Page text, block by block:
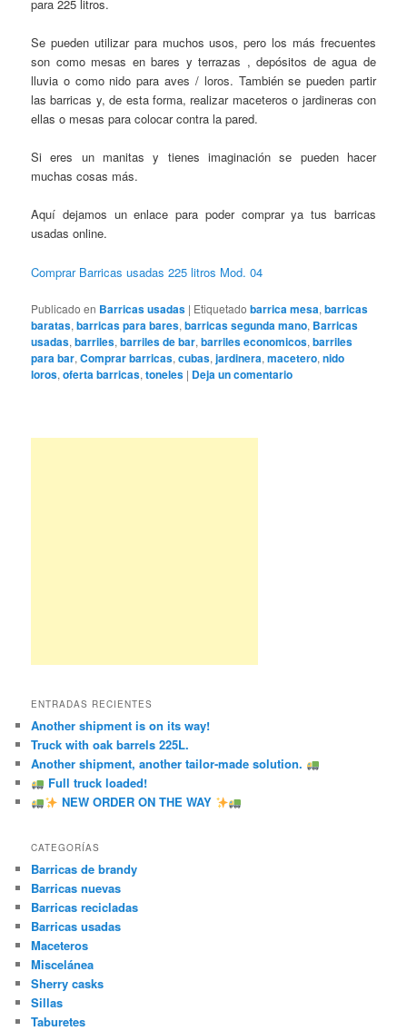
para 225 litros.
Se pueden utilizar para muchos usos, pero los más frecuentes
son como mesas en bares y terrazas , depósitos de agua de
lluvia o como nido para aves / loros. También se pueden partir
las barricas y, de esta forma, realizar maceteros o jardineras con
ellas o mesas para colocar contra la pared.
Si eres un manitas y tienes imaginación se pueden hacer
muchas cosas más.
Aquí dejamos un enlace para poder comprar ya tus barricas
usadas online.
Comprar Barricas usadas 225 litros Mod. 04
Publicado en Barricas usadas | Etiquetado barrica mesa,barricas
baratas,barricas para bares,barricas segunda mano, Barricas
usadas,barriles,barriles de bar,barriles economicos,barriles
para bar,Comprar barricas,cubas,jardinera,macetero,nido
loros,oferta barricas,toneles | Deja un comentario
ENTRADAS RECIENTES
Another shipment is on its way!
Truck with oak barrels 225L.
Another shipment, another tailor-made solution.
Full truck loaded!
NEW ORDER ON THE WAY
CATEGORÍAS
Barricas de brandy
Barricas nuevas
Barricas recicladas
Barricas usadas
Maceteros
Miscelánea
Sherry casks
Sillas
Taburetes